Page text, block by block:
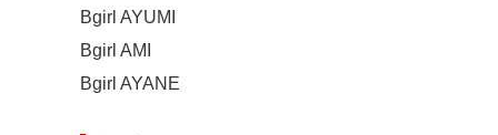
Bgirl AYUMI
Bgirl AMI
Bgirl AYANE